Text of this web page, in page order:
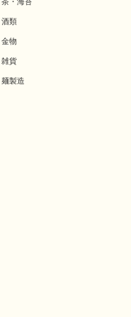
酒類
金物
雑貨
麺製造